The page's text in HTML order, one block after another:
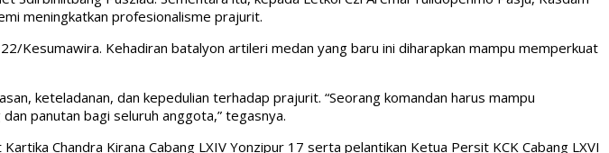
meningkatkan profesionalisme prajurit.
Kesumawira. Kehadiran batalyon artileri medan yang baru ini diharapkan mampu memperkuat
keteladanan, dan kepedulian terhadap prajurit. “Seorang komandan harus mampu
panutan bagi seluruh anggota,” tegasnya.
Chandra Kirana Cabang LXIV Yonzipur 17 serta pelantikan Ketua Persit KCK Cabang LXVI